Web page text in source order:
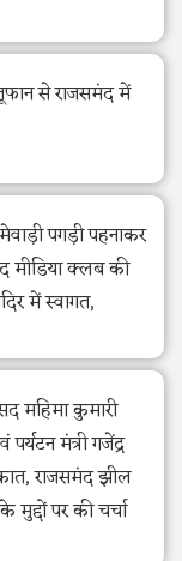
से राजसमंद में
पगड़ी पहनाकर
मीडिया क्लब की
में स्वागत,
महिमा कुमारी
मंत्री गजेंद्र
राजसमंद झील
मुद्दों पर की चर्चा